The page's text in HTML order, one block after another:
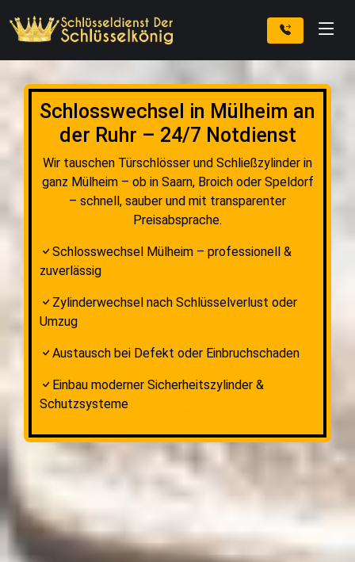
Schlosswechsel in Mülheim an
der Ruhr – 24/7 Notdienst
Wir tauschen Türschlösser und Schließzylinder in
ganz Mülheim – ob in Saarn, Broich oder Speldorf
– schnell, sauber und mit transparenter
Preisabsprache.
Schlosswechsel Mülheim – professionell &
zuverlässig
Zylinderwechsel nach Schlüsselverlust oder
Umzug
Austausch bei Defekt oder Einbruchschaden
Einbau moderner Sicherheitszylinder &
Schutzsysteme